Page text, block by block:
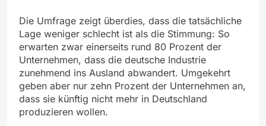
Die Umfrage zeigt überdies, dass die tatsächliche
Lage weniger schlecht ist als die Stimmung: So
erwarten zwar einerseits rund 80 Prozent der
Unternehmen, dass die deutsche Industrie
zunehmend ins Ausland abwandert. Umgekehrt
geben aber nur zehn Prozent der Unternehmen an,
dass sie künftig nicht mehr in Deutschland
produzieren wollen.